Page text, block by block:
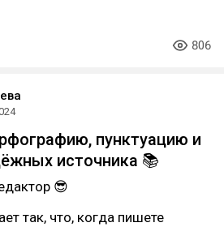
806
пунктуацию и
источника 📚
😎
так, что, когда пишете